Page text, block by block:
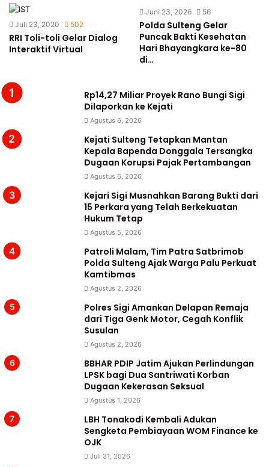
Juli 23, 2020 502
RRI Toli-toli Gelar Dialog
Interaktif Virtual
Juni 23, 2026 56
Polda Sulteng Gelar
Puncak Bakti Kesehatan
Hari Bhayangkara ke-80
di…
Rp14,27 Miliar Proyek Rano Bungi Sigi
Dilaporkan ke Kejati
Agustus 6, 2026
Kejati Sulteng Tetapkan Mantan
Kepala Bapenda Donggala Tersangka
Dugaan Korupsi Pajak Pertambangan
Agustus 6, 2026
Kejari Sigi Musnahkan Barang Bukti dari
15 Perkara yang Telah Berkekuatan
Hukum Tetap
Agustus 5, 2026
Patroli Malam, Tim Patra Satbrimob
Polda Sulteng Ajak Warga Palu Perkuat
Kamtibmas
Agustus 2, 2026
Polres Sigi Amankan Delapan Remaja
dari Tiga Genk Motor, Cegah Konflik
Susulan
Agustus 2, 2026
BBHAR PDIP Jatim Ajukan Perlindungan
LPSK bagi Dua Santriwati Korban
Dugaan Kekerasan Seksual
Agustus 1, 2026
LBH Tonakodi Kembali Adukan
Sengketa Pembiayaan WOM Finance ke
OJK
Juli 31, 2026